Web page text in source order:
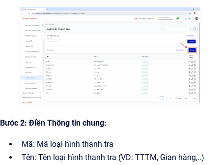
Bước 2: Điền Thông tin chung:
Mã: Mã loại hình thanh tra
Tên: Tên loại hình thanh tra (VD: TTTM, Gian hàng,..)